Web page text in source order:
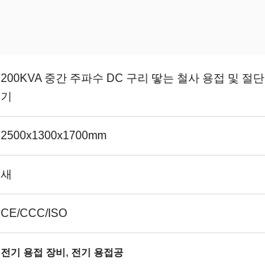
200KVA 중간 주파수 DC 구리 땋는 철사 용접 및 절단
기
2500x1300x1700mm
새
CE/CCC/ISO
전기 용접 장비 , 전기 용접공